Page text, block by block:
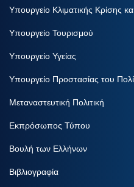
Υπουργείο Κλιματικής Κρίσης
Υπουργείο Τουρισμού
Υπουργείο Υγείας
Υπουργείο Προστασίας του
Μεταναστευτική Πολιτική
Εκπρόσωπος Τύπου
Βουλή των Ελλήνων
Βιβλιογραφία